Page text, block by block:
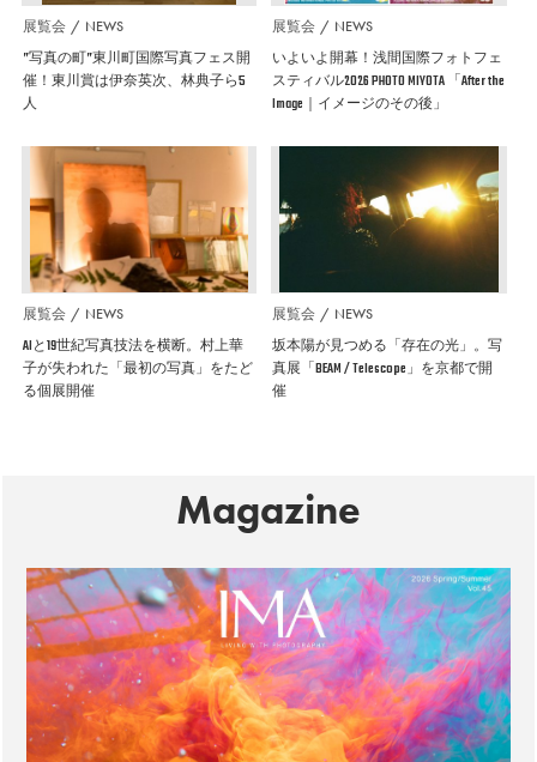
展覧会 NEWS
”写真の町”東川町国際写真フェス開
催！東川賞は伊奈英次、林典子ら5
人
展覧会 NEWS
いよいよ開幕！浅間国際フォトフェ
スティバル2026 PHOTO MIYOTA 「After the
Image｜イメージのその後」
展覧会 NEWS
AIと19世紀写真技法を横断。村上華
子が失われた「最初の写真」をたど
る個展開催
展覧会 NEWS
坂本陽が見つめる「存在の光」。写
真展「BEAM / Telescope」を京都で開
催
Magazine